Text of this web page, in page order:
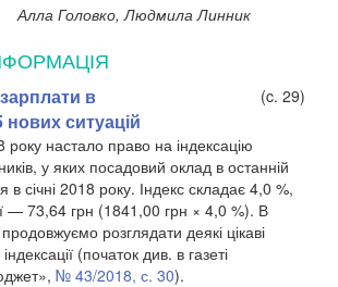
Алла Головко, Людмила Линник
зарплати в
нових ситуацій
(c. 29)
року настало право на індексацію
у яких посадовий оклад в останній
в січні 2018 року. Індекс складає 4,0 %,
— 73,64 грн (1841,00 грн × 4,0 %). В
розглядати деякі цікаві
(початок див. в газеті
№ 43/2018, с. 30).